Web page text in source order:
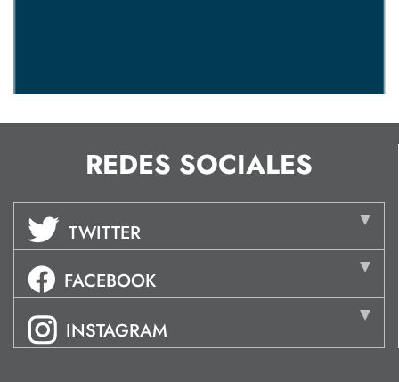
REDES SOCIALES
TWITTER
FACEBOOK
INSTAGRAM